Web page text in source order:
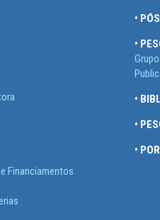
Financiamentos
•
•
•
•
•